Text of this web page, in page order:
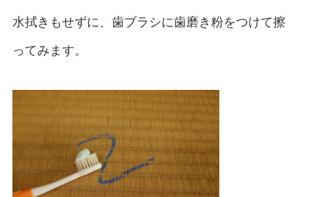
水拭きもせずに、歯ブラシに歯磨き粉をつけて擦
ってみます。